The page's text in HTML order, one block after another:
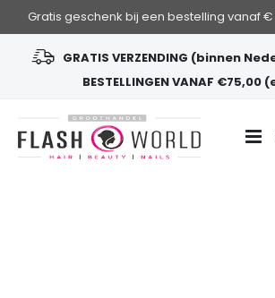
Gratis geschenk bij een bestelling vanaf €
GRATIS VERZENDING (binnen
BESTELLINGEN VANAF €75,00
de
inhoud